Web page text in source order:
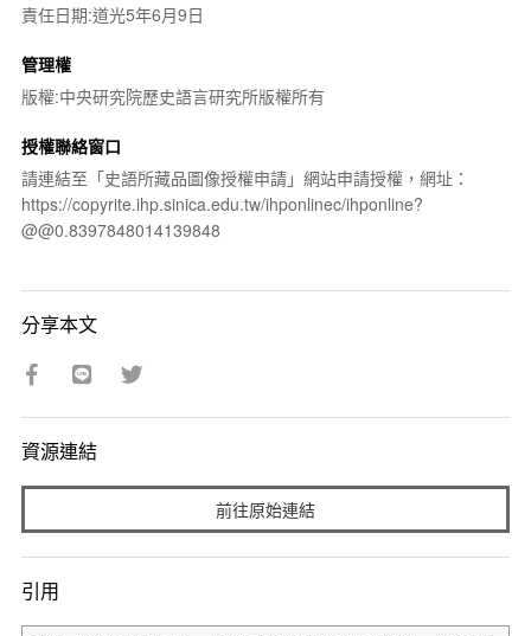
責任日期:道光5年6月9日
管理權
版權:中央研究院歷史語言研究所版權所有
授權聯絡窗口
請連結至「史語所藏品圖像授權申請」網站申請授權，網址：
https://copyrite.ihp.sinica.edu.tw/ihponlinec/ihponline?
@@0.8397848014139848
分享本文
資源連結
前往原始連結
引用